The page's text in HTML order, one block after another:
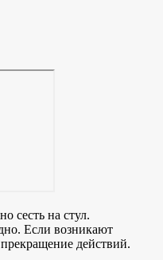
сесть на стул.
Если возникают
действий.